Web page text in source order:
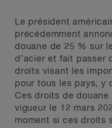
Le président
précédemment
douane de 25 % sur
d’acier et fait passer
droits visant les
pour tous les pays, y
Ces droits de
vigueur le 12 mars
moment si ces droits